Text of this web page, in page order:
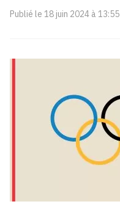
Publié le 18 juin 2024 à 13:55